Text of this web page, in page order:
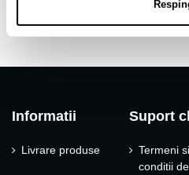
Informatii
Livrare produse
Suport
Termeni si
conditii de